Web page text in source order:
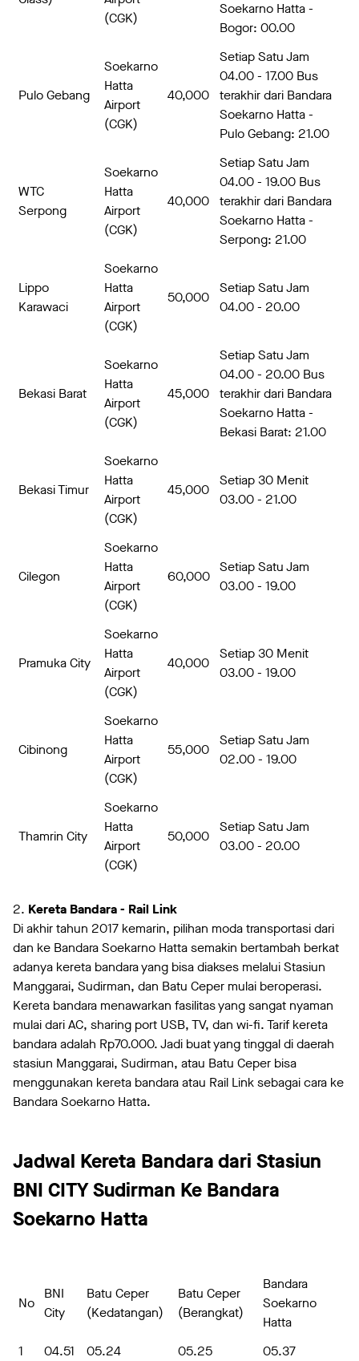
(CGK)
Soekarno Hatta -
Bogor: 00.00
Pulo Gebang
Soekarno
Hatta
Airport
(CGK)
40,000
Setiap Satu Jam
04.00 - 17.00 Bus
terakhir dari Bandara
Soekarno Hatta -
Pulo Gebang: 21.00
WTC
Serpong
Soekarno
Hatta
Airport
(CGK)
40,000
Setiap Satu Jam
04.00 - 19.00 Bus
terakhir dari Bandara
Soekarno Hatta -
Serpong: 21.00
Lippo
Karawaci
Soekarno
Hatta
Airport
(CGK)
50,000
Setiap Satu Jam
04.00 - 20.00
Bekasi Barat
Soekarno
Hatta
Airport
(CGK)
45,000
Setiap Satu Jam
04.00 - 20.00 Bus
terakhir dari Bandara
Soekarno Hatta -
Bekasi Barat: 21.00
Bekasi Timur
Soekarno
Hatta
Airport
(CGK)
45,000
Setiap 30 Menit
03.00 - 21.00
Cilegon
Soekarno
Hatta
Airport
(CGK)
60,000
Setiap Satu Jam
03.00 - 19.00
Pramuka City
Soekarno
Hatta
Airport
(CGK)
40,000
Setiap 30 Menit
03.00 - 19.00
Cibinong
Soekarno
Hatta
Airport
(CGK)
55,000
Setiap Satu Jam
02.00 - 19.00
Thamrin City
Soekarno
Hatta
Airport
(CGK)
50,000
Setiap Satu Jam
03.00 - 20.00
2. Kereta Bandara - Rail Link
Di akhir tahun 2017 kemarin, pilihan moda transportasi dari
dan ke Bandara Soekarno Hatta semakin bertambah berkat
adanya kereta bandara yang bisa diakses melalui Stasiun
Manggarai, Sudirman, dan Batu Ceper mulai beroperasi.
Kereta bandara menawarkan fasilitas yang sangat nyaman
mulai dari AC, sharing port USB, TV, dan wi-fi. Tarif kereta
bandara adalah Rp70.000. Jadi buat yang tinggal di daerah
stasiun Manggarai, Sudirman, atau Batu Ceper bisa
menggunakan kereta bandara atau Rail Link sebagai cara ke
Bandara Soekarno Hatta.
Jadwal Kereta Bandara dari Stasiun
BNI CITY Sudirman Ke Bandara
Soekarno Hatta
No
BNI
City
Batu Ceper
(Kedatangan)
Batu Ceper
(Berangkat)
Bandara
Soekarno
Hatta
1
04.51 05.24 05.25
05.37